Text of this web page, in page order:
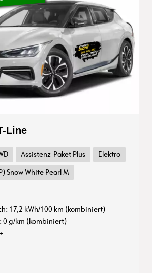
Line
Assistenz-Paket Plus
Elektro
Snow White Pearl M
17,2 kWh/100 km (kombiniert)
0 g/km (kombiniert)